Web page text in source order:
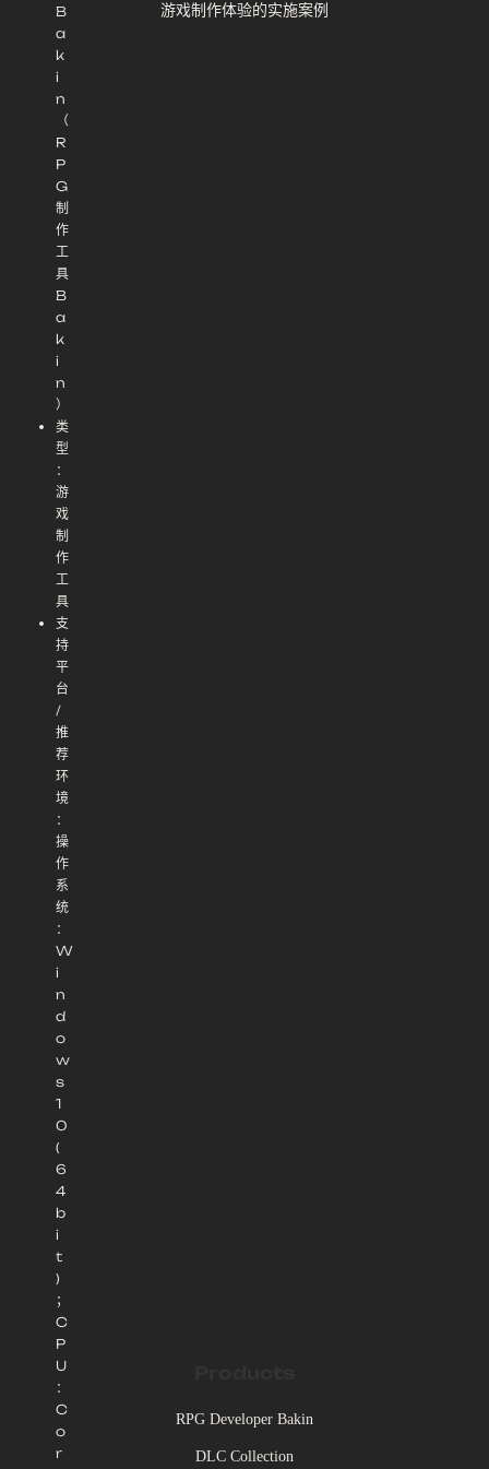
B
a
k
i
n
（
R
P
G
制
作
工
具
B
a
k
i
n
）
类
型
：
游
戏
制
作
工
具
支
持
平
台
/
推
荐
环
境
：
操
作
系
统
：
W
i
n
d
o
w
s
1
0
(
6
4
b
i
t
)
；
C
P
U
：
C
o
r
游戏制作体验的实施案例
RPG Developer Bakin
DLC Collection